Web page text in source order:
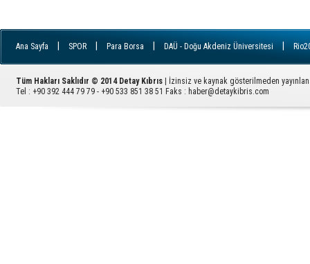
Ana Sayfa SPOR Para Borsa DAÜ - Doğu Akdeniz Üniversitesi
İletişim
YDÜ - Yakın Doğu Üniversitesi FILE Ziyaretçi Defteri
GÜ -
Avrupa
| RSS | ARUCAD EMEK KADIN İngiltere | YAŞAM |
PARA
| Sektörel Haber
Tüm Hakları Saklıdır © 2014 Detay Kıbrıs | İzinsiz ve kaynak gösterilmeden
Tel : +90 392 444 79 79 - +90 533 851 38 51 Faks : haber@detaykibris.com